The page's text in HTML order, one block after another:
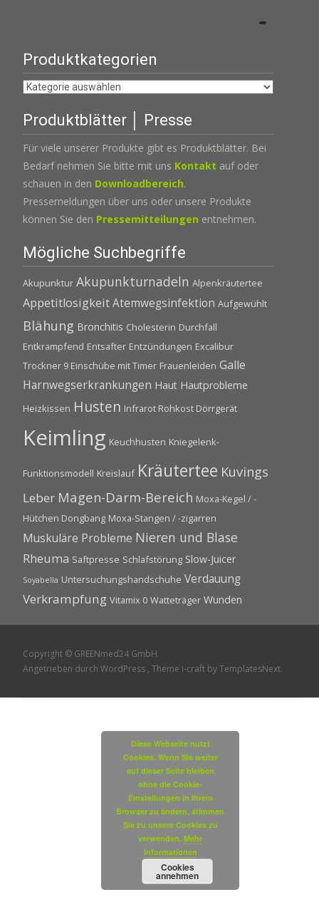
Produktkategorien
Produktblätter │ Presse
Für viele unserer Produkte gibt es Produktblätter. Bei
Bedarf nehmen Sie bitte mit uns Kontakt auf oder
schauen in den Downloadbereich.
Pressemeldungen über uns oder unsere Produkte
können Sie den Pressemitteilungen entnehmen.
Mögliche Suchbegriffe
Akupunktur Akupunkturnadeln Alpenkräutertee
AppetitlosigkeitAtemwegsinfektion Aufgewühlt
Blähung Bronchitis Cholesterin Durchfall
Entkrampfend Entsafter Entzündungen Excalibur
Trockner 9 Einschübe mit Timer Frauenleiden Galle
Harnwegserkrankungen Haut Hautprobleme
Heizkissen Husten Infrarot Rohkost Dörrgerät
Keimling Keuchhusten Kniegelenk-
Funktionsmodell Kreislauf Kräutertee Kuvings
Leber Magen-Darm-Bereich Moxa-Kegel / -
Hütchen Dongbang Moxa-Stangen / -zigarren
Muskuläre Probleme Nieren und Blase
Rheuma Saftpresse Schlafstörung Slow-Juicer
Soyabella Untersuchungshandschuhe Verdauung
Verkrampfung Vitamix 0 Watteträger Wunden
Copyright © GREENmed24 GmbH
Angetrieben durch WordPress , Theme i-craft by TemplatesNext.
Diese Webseite nutzt
Cookies. Wenn Sie weiter
auf dieser Seite bleiben
ohne die Cookie-
Einstellungen in Ihrem
Browser zu ändern, stimmen
Sie zu unsere Cookies zu
verwenden. Mehr
Informationen
Cookies
annehmen